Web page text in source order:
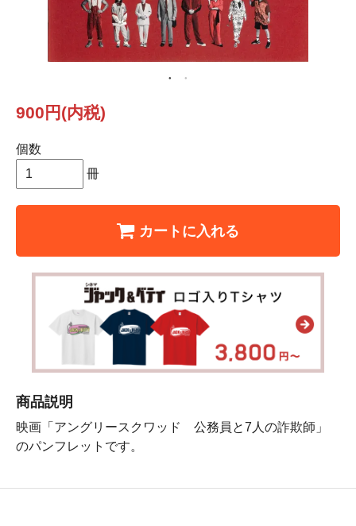
900円(内税)
個数
冊
カートに入れる
商品説明
映画「アングリースクワッド 公務員と7人の詐欺師」
のパンフレットです。